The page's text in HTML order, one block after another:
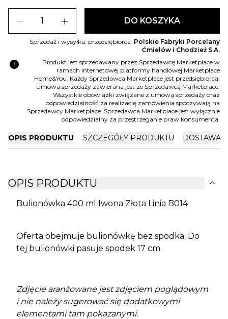
remove add DO KOSZYKA
Sprzedaż i wysyłka: przedsiębiorca: Polskie Fabryki Porcelany
Ćmielów i Chodzież S.A.
error
Produkt jest sprzedawany przez Sprzedawcę Marketplace w
ramach internetowej platformy handlowej Marketplace
Home&You. Każdy Sprzedawca Marketplace jest przedsiębiorcą.
Umowa sprzedaży zawierana jest ze Sprzedawcą Marketplace.
Wszystkie obowiązki związane z umową sprzedaży oraz
odpowiedzialność za realizację zamówienia spoczywają na
Sprzedawcy Marketplace. Sprzedawca Marketplace jest wyłącznie
odpowiedzialny za przestrzeganie praw konsumenta.
OPIS PRODUKTU SZCZEGÓŁY PRODUKTU DOSTAWA
OPIS PRODUKTU expand_more
Bulionówka 400 ml Iwona Złota Linia B014
Oferta obejmuje bulionówkę bez spodka. Do
tej bulionówki pasuje spodek 17 cm.
Zdjęcie aranżowane jest zdjęciem poglądowym
i nie należy sugerować się dodatkowymi
elementami tam pokazanymi.